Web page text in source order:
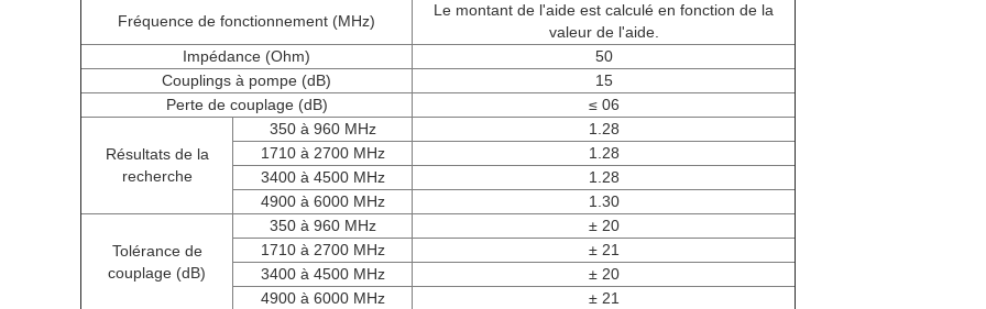
Fréquence de fonctionnement (MHz)
Le montant de l'aide est calculé en fonction de la
valeur de l'aide.
Impédance (Ohm)
50
Couplings à pompe (dB)
15
Perte de couplage (dB)
≤ 06
Résultats de la
recherche
350 à 960 MHz
1.28
1710 à 2700 MHz
1.28
3400 à 4500 MHz
1.28
4900 à 6000 MHz
1.30
Tolérance de
couplage (dB)
350 à 960 MHz
± 20
1710 à 2700 MHz
± 21
3400 à 4500 MHz
± 20
4900 à 6000 MHz
± 21